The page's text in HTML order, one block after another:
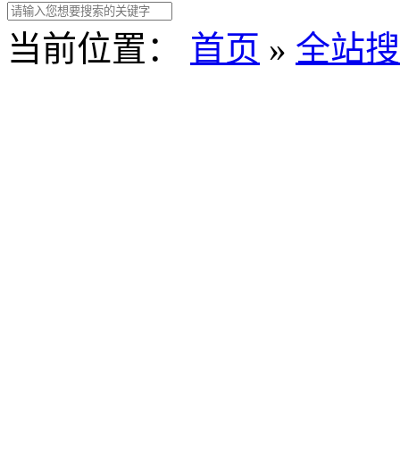
当前位置：
首页 » 全站